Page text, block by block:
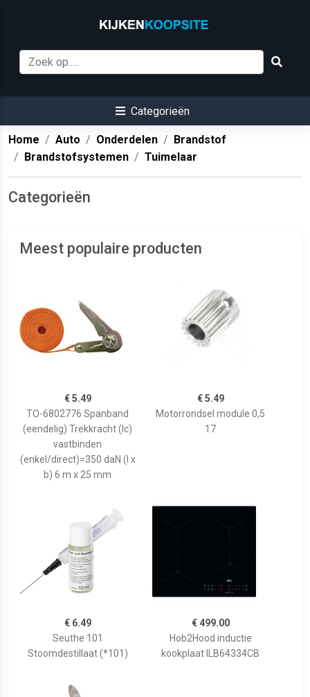
Categorieën
Home Auto Onderdelen
Brandstof
Brandstofsystemen
Tuimelaar
Categorieën
Meest populaire producten
€ 5.49
TO-6802776 Spanband
(eendelig) Trekkracht (lc)
vastbinden
(enkel/direct)=350 daN (l x
b) 6 m x 25 mm
€ 5.49
Motorrondsel module 0,5
17
€ 6.49
Seuthe 101
Stoomdestillaat (*101)
€ 499.00
Hob2Hood inductie
kookplaat ILB64334CB